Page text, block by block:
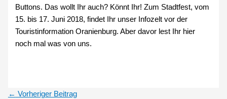
Buttons. Das wollt Ihr auch? Könnt Ihr! Zum Stadtfest, vom
15. bis 17. Juni 2018, findet Ihr unser Infozelt vor der
Touristinformation Oranienburg. Aber davor lest Ihr hier
noch mal was von uns.
← Vorheriger Beitrag